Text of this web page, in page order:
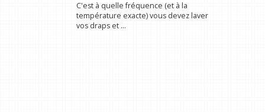
C'est à quelle fréquence (et à la
température exacte) vous devez laver
vos draps et ...